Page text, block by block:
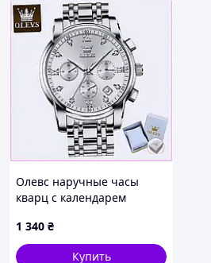
Олевс наручные часы
кварц с календарем
1 340 ₴
Купить